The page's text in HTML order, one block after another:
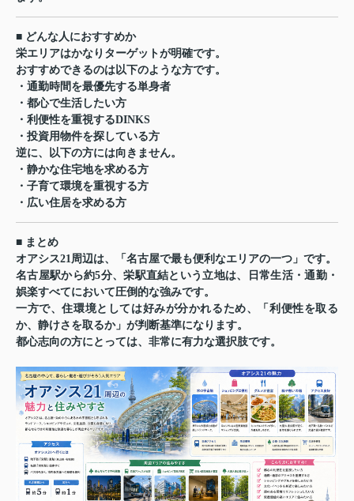
■ どんな人におすすめか
栄エリアはかなりターゲットが明確です。
おすすめできるのは以下のような方です。
・通勤時間を最優先する単身者
・都心で生活したい方
・利便性を重視するDINKS
・投資用物件を探している方
逆に、以下の方には向きません。
・静かな住宅地を求める方
・子育て環境を重視する方
・広い住居を求める方
■ まとめ
オアシス21周辺は、「名古屋で最も便利なエリアの一つ」です。
名古屋駅から約5分、栄駅直結という立地は、日常生活・通勤・
娯楽すべてにおいて圧倒的な強みです。
一方で、住環境としては好みが分かれるため、「利便性を取る
か、静けさを取るか」が判断基準になります。
都心志向の方にとっては、非常に有力な選択肢です。